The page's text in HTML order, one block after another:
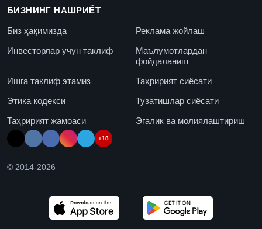
БИЗНИНГ НАШРИЁТ
Биз ҳақимизда
Реклама жойлаш
Инвесторлар учун таклиф
Маълумотлардан
фойдаланиш
Ишга таклиф этамиз
Таҳририят сиёсати
Этика кодекси
Тузатишлар сиёсати
Таҳририят жамоаси
Эгалик ва молиялаштириш
+18
© 2014-2026